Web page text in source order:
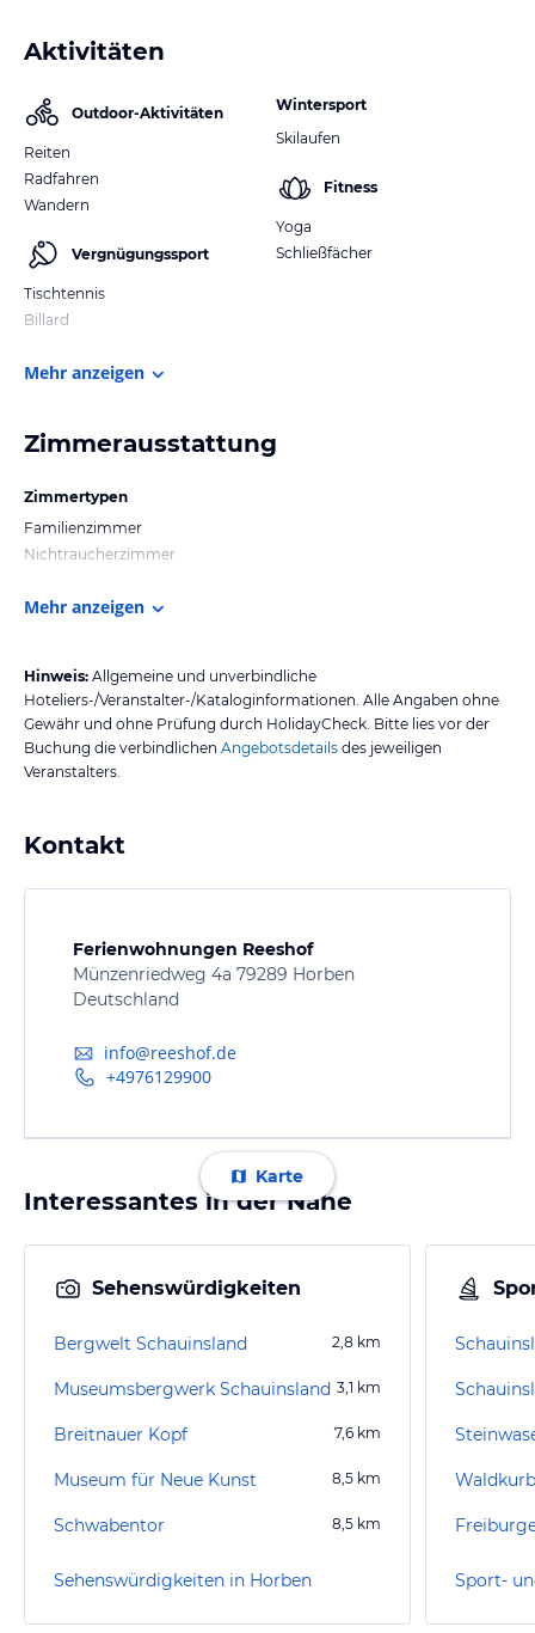
Aktivitäten
Outdoor-Aktivitäten
Reiten
Radfahren
Wandern
Vergnügungssport
Tischtennis
Billard
Wintersport
Skilaufen
Fitness
Yoga
Schließfächer
Mehr anzeigen
Zimmerausstattung
Zimmertypen
Familienzimmer
Nichtraucherzimmer
Mehr anzeigen
Hinweis: Allgemeine und unverbindliche
Hoteliers-/Veranstalter-/Kataloginformationen. Alle Angaben ohne
Gewähr und ohne Prüfung durch HolidayCheck. Bitte lies vor der
Buchung die verbindlichen Angebotsdetails des jeweiligen
Veranstalters.
Kontakt
Ferienwohnungen Reeshof
Münzenriedweg 4a 79289 Horben
Deutschland
info@reeshof.de
+4976129900
Karte
Interessantes in der Nähe
Sehenswürdigkeiten
Bergwelt Schauinsland 2,8 km
Museumsbergwerk Schauinsland 3,1 km
Breitnauer Kopf 7,6 km
Museum für Neue Kunst 8,5 km
Schwabentor 8,5 km
Sehenswürdigkeiten in Horben Sport-